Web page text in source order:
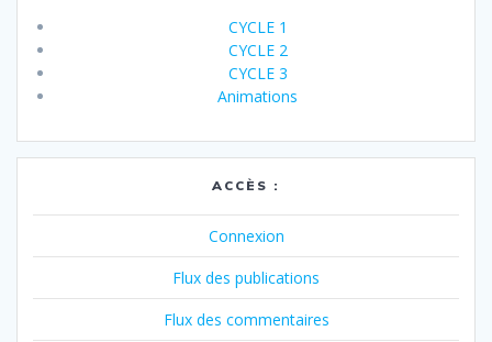
CYCLE 1
CYCLE 2
CYCLE 3
Animations
ACCÈS :
Connexion
Flux des publications
Flux des commentaires